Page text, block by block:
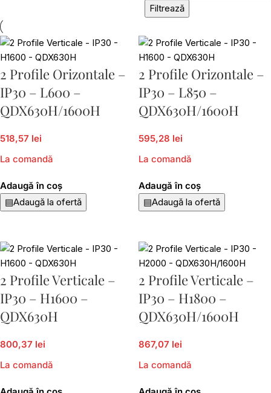
Filtrează
2 Profile Orizontale –
IP30 – L600 –
QDX630H/1600H
518,57 lei
La comandă
Adaugă în coș
▤Adaugă la ofertă
2 Profile Orizontale –
IP30 – L850 –
QDX630H/1600H
595,28 lei
La comandă
Adaugă în coș
▤Adaugă la ofertă
2 Profile Verticale –
IP30 – H1600 –
QDX630H
800,37 lei
La comandă
2 Profile Verticale –
IP30 – H1800 –
QDX630H/1600H
867,07 lei
La comandă